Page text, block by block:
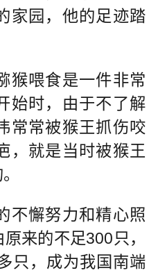
家园，他的足迹踏
猴喂食是一件非常
始时，由于不了解
常常被猴王抓伤咬
，就是当时被猴王
不懈努力和精心照
来的不足300只，
只，成为我国南端